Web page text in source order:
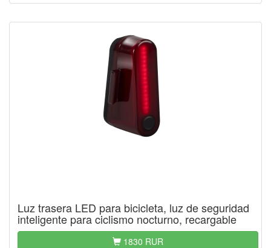
Luz trasera LED para bicicleta, luz de seguridad
inteligente para ciclismo nocturno, recargable
1830 RUR